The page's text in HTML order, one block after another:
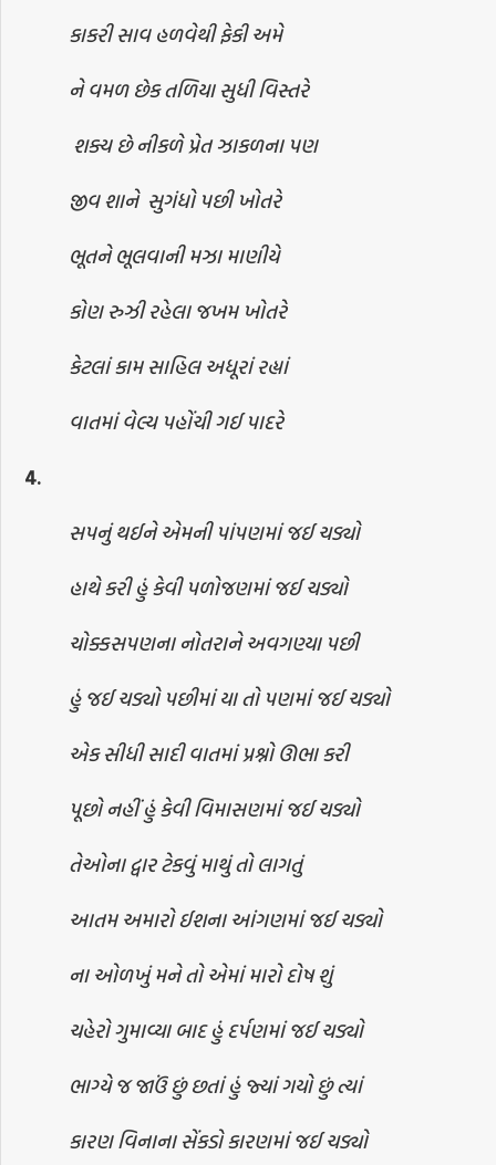
કાકરી સાવ હળવેથી ફેકી અમે
ને વમળ છેક તળિયા સુધી વિસ્તરે
શક્ય છે નીકળે પ્રેત ઝાકળના પણ
જીવ શાને સુગંધો પછી ખોતરે
ભૂતને ભૂલવાની મઝા માણીયે
કોણ રુઝી રહેલા જખમ ખોતરે
કેટલાં કામ સાહિલ અધૂરાં રહ્યાં
વાતમાં વેલ્ય પહોંચી ગઈ પાદરે
4.
સપનું થઈને એમની પાંપણમાં જઈ ચડ્યો
હાથે કરી હું કેવી પળોજણમાં જઈ ચડ્યો
ચોક્કસપણના નોતરાને અવગણ્યા પછી
હું જઈ ચડ્યો પછીમાં યા તો પણમાં જઈ ચડ્યો
એક સીધી સાદી વાતમાં પ્રશ્નો ઊભા કરી
પૂછો નહીં હું કેવી વિમાસણમાં જઈ ચડ્યો
તેઓના દ્વાર ટેકવું માથું તો લાગતું
આતમ અમારો ઈશના આંગણમાં જઈ ચડ્યો
ના ઓળખું મને તો એમાં મારો દોષ શું
ચહેરો ગુમાવ્યા બાદ હું દર્પણમાં જઈ ચડ્યો
ભાગ્યે જ જાઉં છું છતાં હું જ્યાં ગયો છું ત્યાં
કારણ વિનાના સેંકડો કારણમાં જઈ ચડ્યો